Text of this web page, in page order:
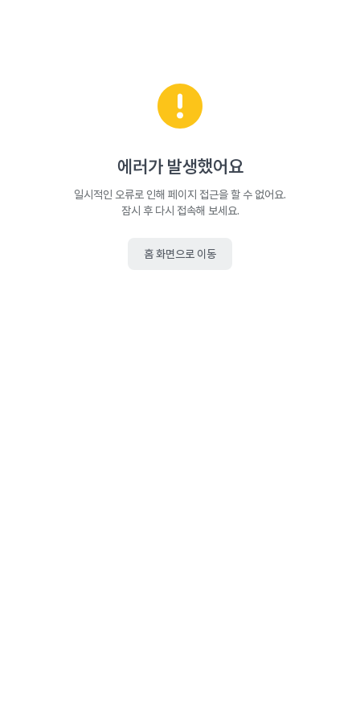
에러가 발생했어요
일시적인 오류로 인해 페이지 접근을 할 수 없어요.
잠시 후 다시 접속해 보세요.
홈 화면으로 이동